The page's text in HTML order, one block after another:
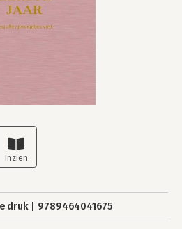
druk 9789464041675